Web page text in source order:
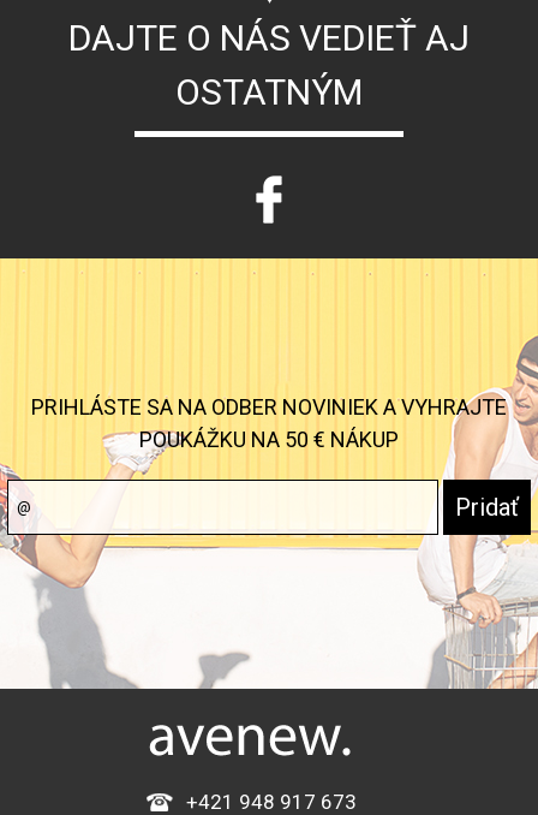
DAJTE O NÁS VEDIEŤ AJ
OSTATNÝM
PRIHLÁSTE SA NA ODBER NOVINIEK A VYHRAJTE
POUKÁŽKU NA 50 € NÁKUP
+421 948 917 673